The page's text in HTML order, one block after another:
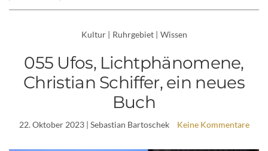
Kultur | Ruhrgebiet | Wissen
055 Ufos, Lichtphänomene,
Christian Schiffer, ein neues
Buch
22. Oktober 2023| Sebastian Bartoschek Keine Kommentare